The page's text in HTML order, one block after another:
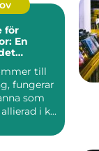
för
En
till
fungerar
som
i k...